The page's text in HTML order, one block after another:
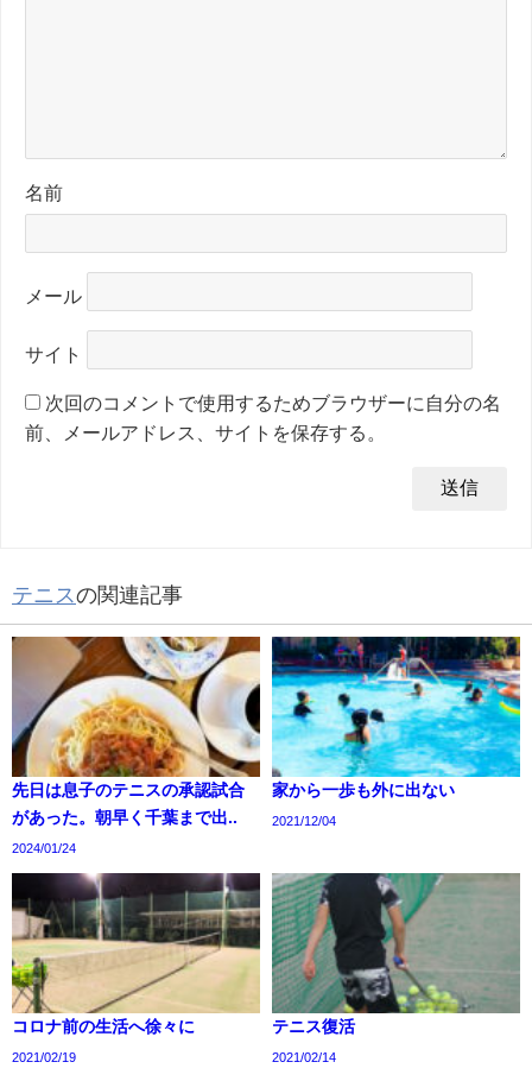
名前
メール
サイト
次回のコメントで使用するためブラウザーに自分の名
前、メールアドレス、サイトを保存する。
テニスの関連記事
先日は息子のテニスの承認試合
があった。朝早く千葉まで出..
2024/01/24
家から一歩も外に出ない
2021/12/04
コロナ前の生活へ徐々に
2021/02/19
テニス復活
2021/02/14